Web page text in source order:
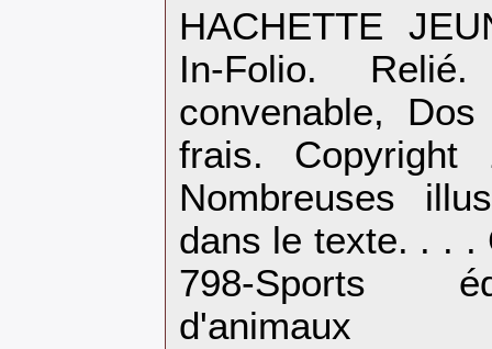
‎HACHETTE
In-Folio.
convenable,
frais.
Nombreuses
dans le texte. . . .
798-Sports
d'animaux‎